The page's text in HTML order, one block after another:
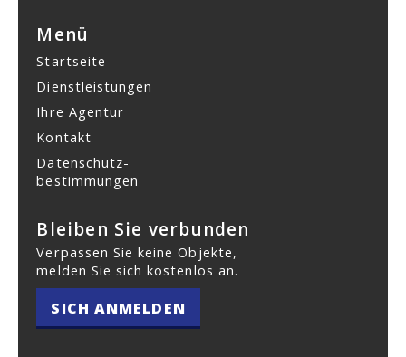
Menü
Startseite
Dienstleistungen
Ihre Agentur
Kontakt
Datenschutz­
bestimmungen
Bleiben Sie verbunden
Verpassen Sie keine Objekte,
melden Sie sich kostenlos an.
SICH ANMELDEN